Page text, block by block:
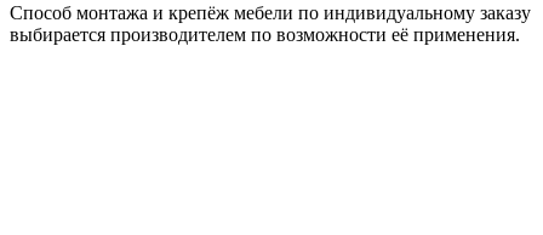
Способ монтажа и крепёж мебели по индивидуальному заказу
выбирается производителем по возможности её применения.